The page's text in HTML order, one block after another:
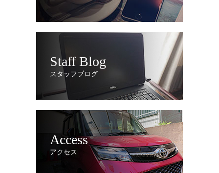
Staff Blog
スタッフブログ
Access
アクセス